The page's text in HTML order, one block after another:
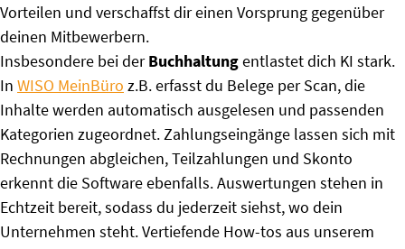
Vorteilen und verschaffst dir einen Vorsprung gegenüber
deinen Mitbewerbern.
Insbesondere bei derBuchhaltungentlastet dich KI stark.
In WISO MeinBüro z.B. erfasst du Belege per Scan, die
Inhalte werden automatisch ausgelesen und passenden
Kategorien zugeordnet. Zahlungseingänge lassen sich mit
Rechnungen abgleichen, Teilzahlungen und Skonto
erkennt die Software ebenfalls. Auswertungen stehen in
Echtzeit bereit, sodass du jederzeit siehst, wo dein
Unternehmen steht. Vertiefende How-tos aus unserem